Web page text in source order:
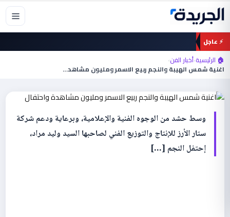
تخطي
المحتوى
⚡ عاجل
🏠 الرئيسية›أخبار الفن›
اغنية شمس الهيبة والنجم ربيع الاسمر ومليون مشاهدة…
أخبار الفن
اغنية شمس الهيبة والنجم ربيع الاسمر
وسط حشد من الوجوه الفنية والإعلامية، وبرعاية ودعم شركة
ستار الأرز للإنتاج والتوزيع الفني لصاحبها السيد وليد مراد،
إحتفل النجم […]